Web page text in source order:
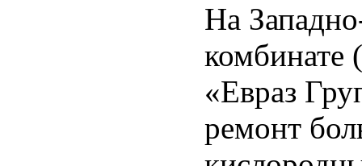
На
«Евраз
ремонт